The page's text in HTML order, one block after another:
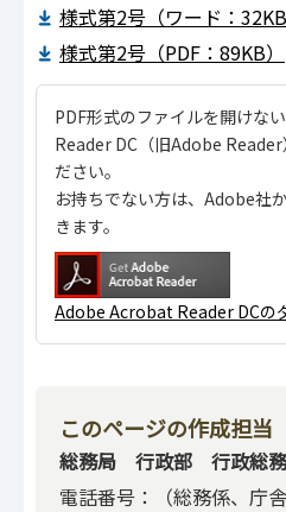
様式第2号（ワード：32KB
様式第2号（PDF：89KB）
PDF形式のファイルを開けな
Reader DC（旧Adobe
ださい。
お持ちでない方は、Adobe社
きます。
Adobe Acrobat Reader DCの
このページの作成担当
総務局 行政部 行政総
電話番号：（総務係、庁舎